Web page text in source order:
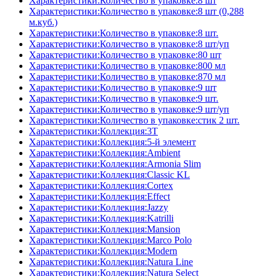
Характеристики:Количество в упаковке:8 шт (0,288
м.куб.)
Характеристики:Количество в упаковке:8 шт.
Характеристики:Количество в упаковке:8 шт/уп
Характеристики:Количество в упаковке:80 шт
Характеристики:Количество в упаковке:800 мл
Характеристики:Количество в упаковке:870 мл
Характеристики:Количество в упаковке:9 шт
Характеристики:Количество в упаковке:9 шт.
Характеристики:Количество в упаковке:9 шт/уп
Характеристики:Количество в упаковке:стик 2 шт.
Характеристики:Коллекция:3T
Характеристики:Коллекция:5-й элемент
Характеристики:Коллекция:Ambient
Характеристики:Коллекция:Armonia Slim
Характеристики:Коллекция:Classic KL
Характеристики:Коллекция:Cortex
Характеристики:Коллекция:Effect
Характеристики:Коллекция:Jazzy
Характеристики:Коллекция:Katrilli
Характеристики:Коллекция:Mansion
Характеристики:Коллекция:Marco Polo
Характеристики:Коллекция:Modern
Характеристики:Коллекция:Natura Line
Характеристики:Коллекция:Natura Select